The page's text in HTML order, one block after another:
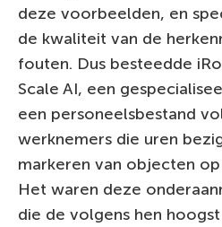
deze voorbeelden, en
de kwaliteit van de
fouten. Dus besteedde
Scale AI, een
een personeelsbestand
werknemers die uren
markeren van objecten op
Het waren deze
die de volgens hen